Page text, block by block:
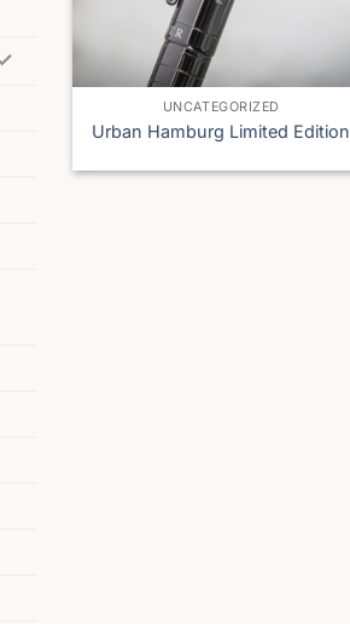
UNCATEGORIZED
Urban Hamburg Limited Edition